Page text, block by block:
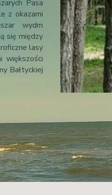
z okazami
wydm
się między
lasy
większości
Bałtyckiej